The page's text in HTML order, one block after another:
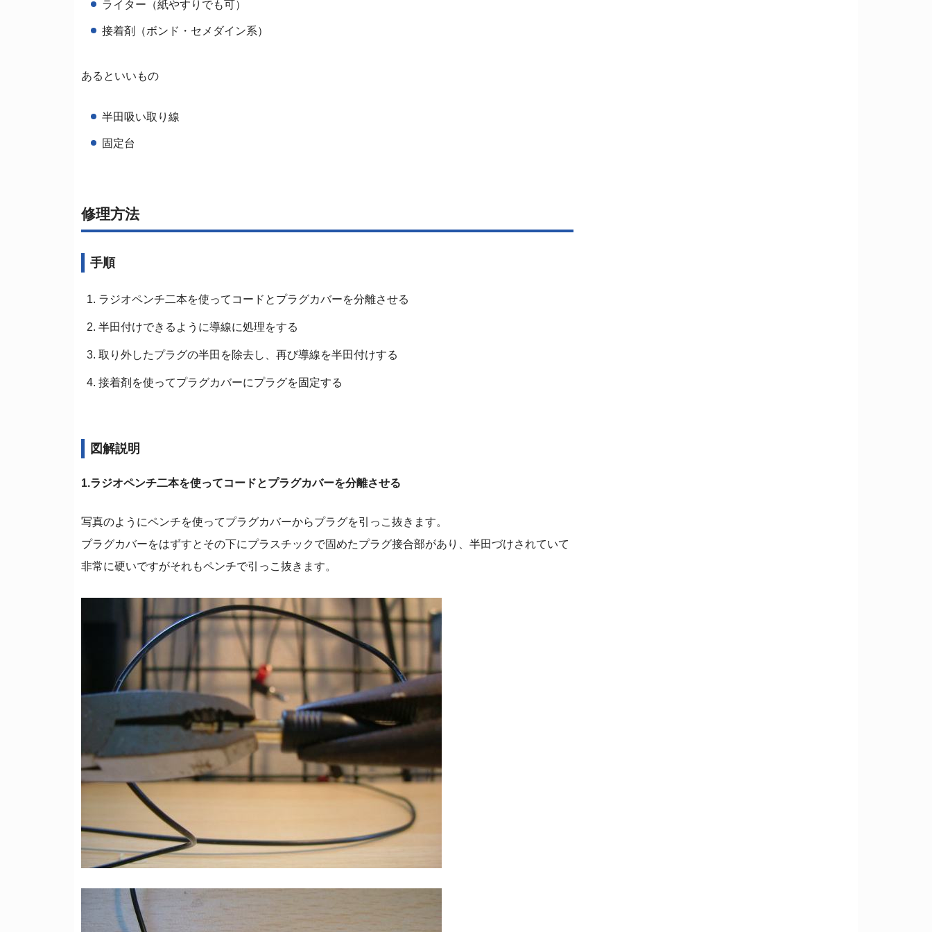
ライター（紙やすりでも可）
接着剤（ボンド・セメダイン系）
あるといいもの
半田吸い取り線
固定台
修理方法
手順
ラジオペンチ二本を使ってコードとプラグカバーを分離させる
半田付けできるように導線に処理をする
取り外したプラグの半田を除去し、再び導線を半田付けする
接着剤を使ってプラグカバーにプラグを固定する
図解説明
1.ラジオペンチ二本を使ってコードとプラグカバーを分離させる
写真のようにペンチを使ってプラグカバーからプラグを引っこ抜きます。
プラグカバーをはずすとその下にプラスチックで固めたプラグ接合部があり、半田づけされていて
非常に硬いですがそれもペンチで引っこ抜きます。